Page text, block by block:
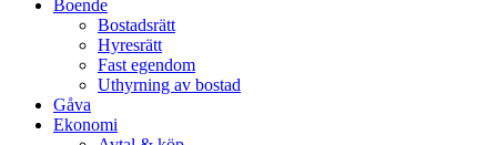
Boende
Bostadsrätt
Hyresrätt
Fast egendom
Uthyrning av bostad
Gåva
Ekonomi